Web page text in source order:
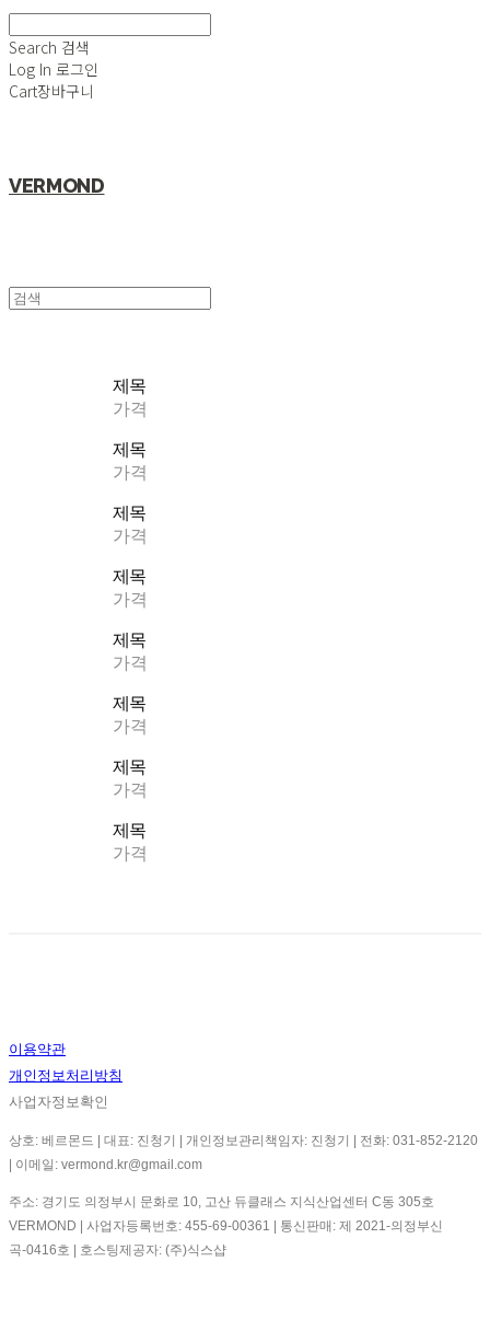
Search 검색
Log In 로그인
Cart장바구니
VERMOND
제목
가격
제목
가격
제목
가격
제목
가격
제목
가격
제목
가격
제목
가격
제목
가격
이용약관
개인정보처리방침
사업자정보확인
상호: 베르몬드 | 대표: 진청기 | 개인정보관리책임자: 진청기 | 전화: 031-852-2120
| 이메일: vermond.kr@gmail.com
주소: 경기도 의정부시 문화로 10, 고산 듀클래스 지식산업센터 C동 305호
VERMOND | 사업자등록번호: 455-69-00361 | 통신판매: 제 2021-의정부신
곡-0416호 | 호스팅제공자: (주)식스샵